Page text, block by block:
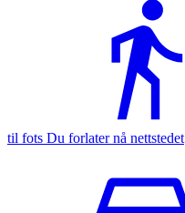
til fots Du forlater nå nettstedet